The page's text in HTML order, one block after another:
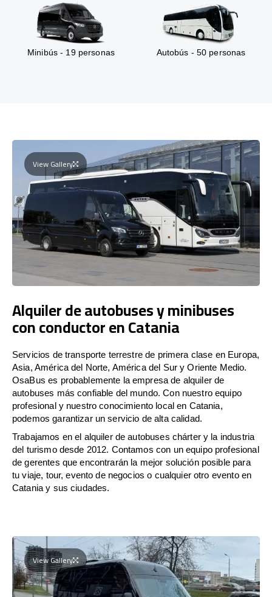
Minibús - 19 personas Autobús - 50 personas
View Gallery
Alquiler de autobuses y minibuses
con conductor en Catania
Servicios de transporte terrestre de primera clase en Europa,
Asia, América del Norte, América del Sur y Oriente Medio.
OsaBus es probablemente la empresa de alquiler de
autobuses más confiable del mundo. Con nuestro equipo
profesional y nuestro conocimiento local en Catania,
podemos garantizar un servicio de alta calidad.
Trabajamos en el alquiler de autobuses chárter y la industria
del turismo desde 2012. Contamos con un equipo profesional
de gerentes que encontrarán la mejor solución posible para
tu viaje, tour, evento de negocios o cualquier otro evento en
Catania y sus ciudades.
View Gallery